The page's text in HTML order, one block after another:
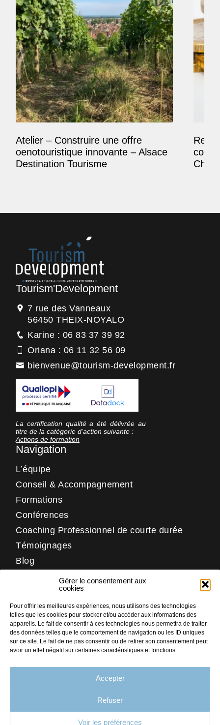
Gérer le consentement aux
cookies
Pour offrir les meilleures expériences, nous utilisons des technologies
telles que les cookies pour stocker et/ou accéder aux informations des
appareils. Le fait de consentir à ces technologies nous permettra de traiter
des données telles que le comportement de navigation ou les ID uniques
sur ce site. Le fait de ne pas consentir ou de retirer son consentement peut
avoir un effet négatif sur certaines caractéristiques et fonctions.
Accepter
Refuser
Voir les préférences
Atelier – Construire une offre
oenotouristique innovante – Alsace
Destination Tourisme
Tourism'Development
7 rue des Vanneaux
56450 THEIX-NOYALO
Karine : 06 83 37 39 92
Oriana : 06 11 32 56 09
bienvenue@tourism-development.fr
La certification qualité a été délivrée au
titre de la catégorie d’action suivante :
Actions de formation
Navigation
L’équipe
Conseil & Accompagnement
Formations
Conférences
Coaching Professionnel de courte durée
Témoignages
Blog
LinkedIn
Facebook
Instagram
PLAN DU SITE
MENTIONS LÉGALES
CRÉDITS